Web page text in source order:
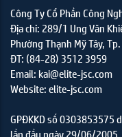
Công Ty Cổ Phần Công
Địa chỉ: 289/1 Ung Văn
Phường Thạnh Mỹ Tây,
ĐT: (84-28) 3512 3959
Email: kai@elite-jsc.com
Website: elite-jsc.com
GPĐKKD số 0303853575
lần đầu ngày 29/06/2005